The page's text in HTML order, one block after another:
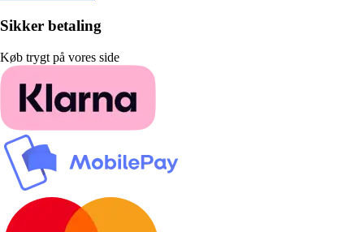
Sikker betaling
Køb trygt på vores side